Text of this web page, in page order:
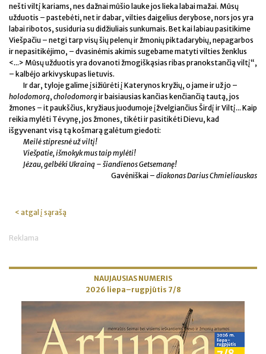
nešti viltį kariams, nes dažnai mūšio lauke jos lieka labai mažai. Mūsų
užduotis – pastebėti, net ir dabar, vilties daigelius derybose, nors jos yra
labai ribotos, susiduria su didžiuliais sunkumais. Bet kai labiau pasitikime
Viešpačiu – netgi tarp visų šių pelenų ir žmonių piktadarybių, nepagarbos
ir nepasitikėjimo, – dvasinėmis akimis sugebame matyti vilties ženklus
<...> Mūsų užduotis yra dovanoti žmogiškąsias ribas pranokstančią viltį“,
– kalbėjo arkivyskupas lietuvis.
Ir dar, tyloje galime įsižiūrėti į Katerynos kryžių, o jame ir už jo –
holodomorą, cholodomorąir baisiausias kančias kenčiančią tautą, jos
žmones – it paukščius, kryžiaus juodumoje įžvelgiančius Širdį ir Viltį... Kaip
reikia mylėti Tėvynę, jos žmones, tikėti ir pasitikėti Dievu, kad
išgyvenant visą tą košmarą galėtum giedoti:
Meilė stipresnė už viltį!
Viešpatie, išmokyk mus taip mylėti!
Jėzau, gelbėki Ukrainą – šiandienos Getsemanę!
Gavėniškai – diakonas Darius Chmieliauskas
< atgal į sąrašą
Reklama
NAUJAUSIAS NUMERIS
2026 liepa–rugpjūtis 7/8